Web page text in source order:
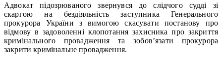
Адвокат підозрюваного звернувся до слідчого судді зі
скаргою на бездіяльність заступника Генерального
прокурора України з вимогою скасувати постанову про
відмову в задоволенні клопотання захисника про закриття
кримінального провадження та зобов’язати прокурора
закрити кримінальне провадження.